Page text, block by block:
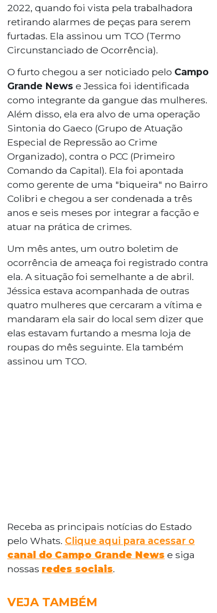
2022, quando foi vista pela trabalhadora
retirando alarmes de peças para serem
furtadas. Ela assinou um TCO (Termo
Circunstanciado de Ocorrência).
O furto chegou a ser noticiado pelo Campo
Grande News e Jessica foi identificada
como integrante da gangue das mulheres.
Além disso, ela era alvo de uma operação
Sintonia do Gaeco (Grupo de Atuação
Especial de Repressão ao Crime
Organizado), contra o PCC (Primeiro
Comando da Capital). Ela foi apontada
como gerente de uma "biqueira" no Bairro
Colibri e chegou a ser condenada a três
anos e seis meses por integrar a facção e
atuar na prática de crimes.
Um mês antes, um outro boletim de
ocorrência de ameaça foi registrado contra
ela. A situação foi semelhante a de abril.
Jéssica estava acompanhada de outras
quatro mulheres que cercaram a vítima e
mandaram ela sair do local sem dizer que
elas estavam furtando a mesma loja de
roupas do mês seguinte. Ela também
assinou um TCO.
Receba as principais notícias do Estado
pelo Whats. Clique aqui para acessar o
canal do Campo Grande News e siga
nossas redes sociais.
VEJA TAMBÉM